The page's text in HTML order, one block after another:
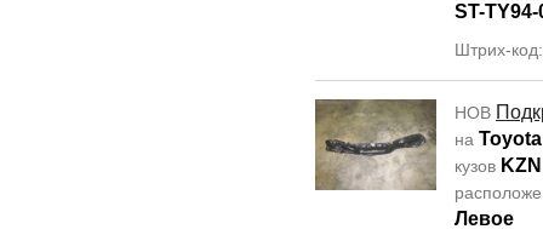
ST-
Штрих-
НОВ
на
кузов
Левое